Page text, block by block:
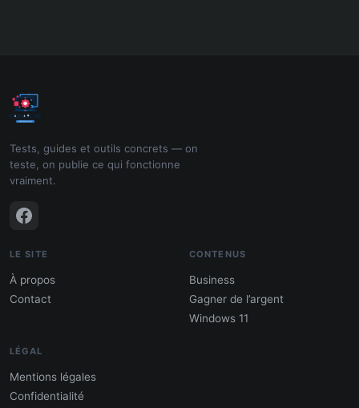
Tests, guides et outils concrets — on
teste, on publie ce qui fonctionne
vraiment.
LE SITE
À propos
Contact
CONTENUS
Business
Gagner de l’argent
Windows 11
LÉGAL
Mentions légales
Confidentialité